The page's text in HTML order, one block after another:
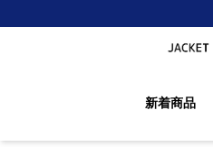
新着商品